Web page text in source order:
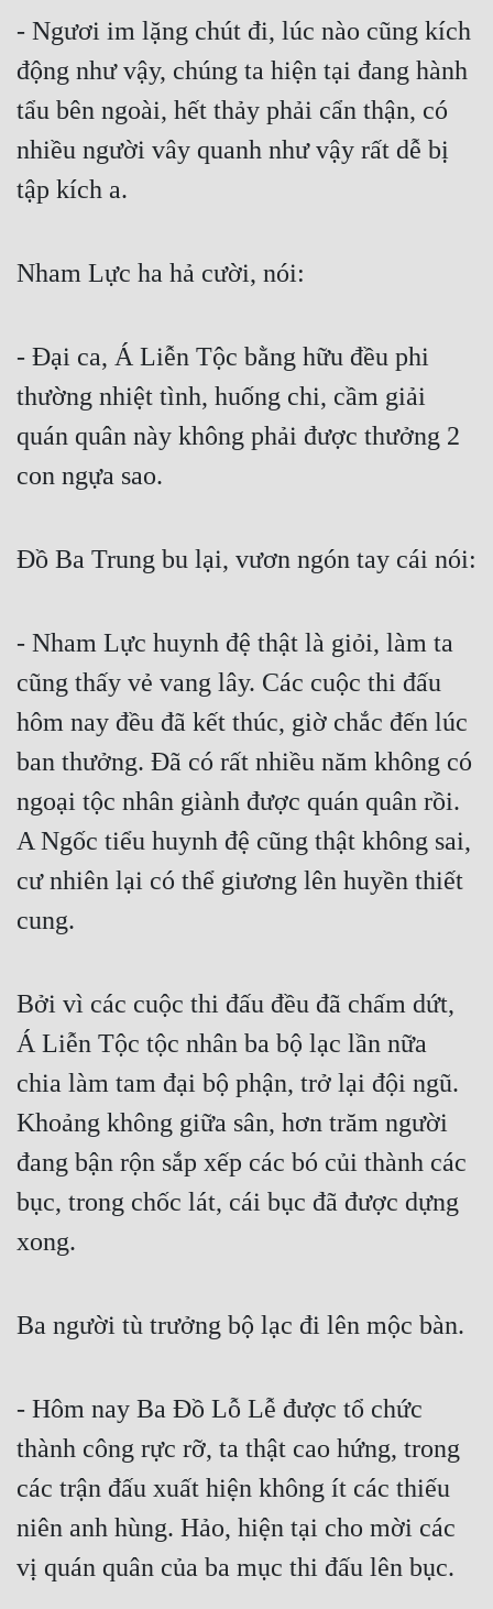
- Ngươi im lặng chút đi, lúc nào cũng kích
động như vậy, chúng ta hiện tại đang hành
tẩu bên ngoài, hết thảy phải cẩn thận, có
nhiều người vây quanh như vậy rất dễ bị
tập kích a.
Nham Lực ha hả cười, nói:
- Đại ca, Á Liễn Tộc bằng hữu đều phi
thường nhiệt tình, huống chi, cầm giải
quán quân này không phải được thưởng 2
con ngựa sao.
Đồ Ba Trung bu lại, vươn ngón tay cái nói:
- Nham Lực huynh đệ thật là giỏi, làm ta
cũng thấy vẻ vang lây. Các cuộc thi đấu
hôm nay đều đã kết thúc, giờ chắc đến lúc
ban thưởng. Đã có rất nhiều năm không có
ngoại tộc nhân giành được quán quân rồi.
A Ngốc tiểu huynh đệ cũng thật không sai,
cư nhiên lại có thể giương lên huyền thiết
cung.
Bởi vì các cuộc thi đấu đều đã chấm dứt,
Á Liễn Tộc tộc nhân ba bộ lạc lần nữa
chia làm tam đại bộ phận, trở lại đội ngũ.
Khoảng không giữa sân, hơn trăm người
đang bận rộn sắp xếp các bó củi thành các
bục, trong chốc lát, cái bục đã được dựng
xong.
Ba người tù trưởng bộ lạc đi lên mộc bàn.
- Hôm nay Ba Đồ Lỗ Lễ được tổ chức
thành công rực rỡ, ta thật cao hứng, trong
các trận đấu xuất hiện không ít các thiếu
niên anh hùng. Hảo, hiện tại cho mời các
vị quán quân của ba mục thi đấu lên bục.